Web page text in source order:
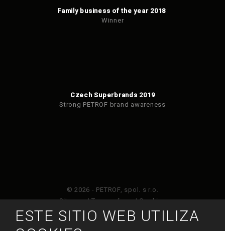
Family business of the year 2018
Winner
Czech Superbrands 2019
Strong PETROF brand awareness
© 2026 - PETROF, spol. s r.o.
Sitemap|Terms of use|Cookies
ESTE SITIO WEB UTILIZA